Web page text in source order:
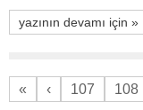
yazının devamı için »
« ‹ 107 108